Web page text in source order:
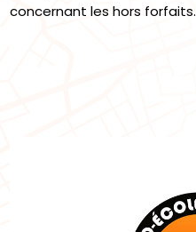
concernant les hors forfaits.